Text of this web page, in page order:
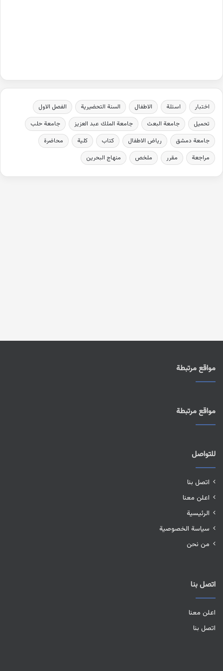
اختبار اسئلة الاطفال السنة التحضيرية
الفصل الاول
تحميل
جامعة البعث جامعة الملك عبد العزيز
جامعة حلب
جامعة دمشق
رياض الاطفال كتاب كلية
محاضرة
مراجعة
مقرر ملخص منهاج البحرين
مواقع مرتبطة
مواقع مرتبطة
للتواصل
اتصل بنا
اعلن معنا
الرئيسية
سياسة الخصوصية
من نحن
اتصل بنا
اعلن معنا
اتصل بنا